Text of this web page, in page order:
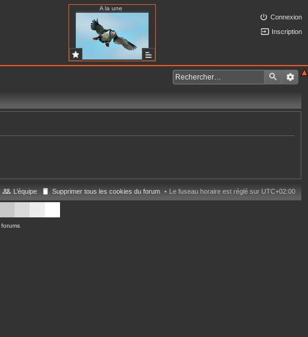
A la une
Connexion
Inscription
Le fuseau horaire est réglé sur UTC+02:00
Supprimer tous les cookies du forum
L’équipe
forums